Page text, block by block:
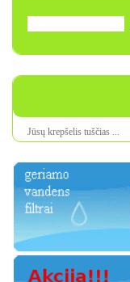
Jūsų krepšelis tuščias ...